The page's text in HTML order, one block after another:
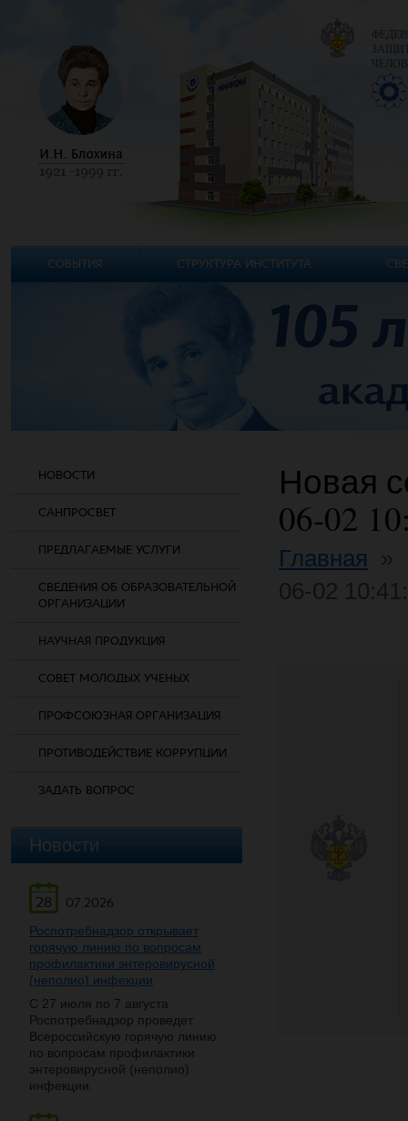
НОВОСТИ
САНПРОСВЕТ
ПРЕДЛАГАЕМЫЕ УСЛУГИ
СВЕДЕНИЯ ОБ ОБРАЗОВАТЕЛЬНОЙ
ОРГАНИЗАЦИИ
НАУЧНАЯ ПРОДУКЦИЯ
СОВЕТ МОЛОДЫХ УЧЕНЫХ
ПРОФСОЮЗНАЯ ОРГАНИЗАЦИЯ
ПРОТИВОДЕЙСТВИЕ КОРРУПЦИИ
ЗАДАТЬ ВОПРОС
Новости
28
07.2026
Роспотребнадзор открывает
горячую линию по вопросам
профилактики энтеровирусной
(неполио) инфекции
С 27 июля по 7 августа
Роспотребнадзор проведет
Всероссийскую горячую линию
по вопросам профилактики
энтеровирусной (неполио)
инфекции.
Новая
06-02
Главная
СОБЫТИЯ СТРУКТУРА ИНСТИТУТА